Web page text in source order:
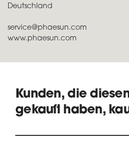
Deutschland
service@phaesun.com
www.phaesun.com
Kunden, die
gekauft haben,